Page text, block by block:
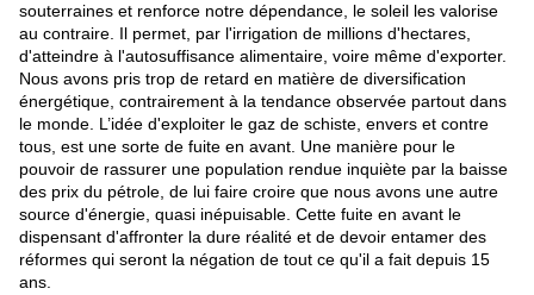
souterraines et renforce notre dépendance, le soleil les valorise
au contraire. Il permet, par l'irrigation de millions d'hectares,
d'atteindre à l'autosuffisance alimentaire, voire même d'exporter.
Nous avons pris trop de retard en matière de diversification
énergétique, contrairement à la tendance observée partout dans
le monde. L’idée d'exploiter le gaz de schiste, envers et contre
tous, est une sorte de fuite en avant. Une manière pour le
pouvoir de rassurer une population rendue inquiète par la baisse
des prix du pétrole, de lui faire croire que nous avons une autre
source d'énergie, quasi inépuisable. Cette fuite en avant le
dispensant d'affronter la dure réalité et de devoir entamer des
réformes qui seront la négation de tout ce qu'il a fait depuis 15
ans.